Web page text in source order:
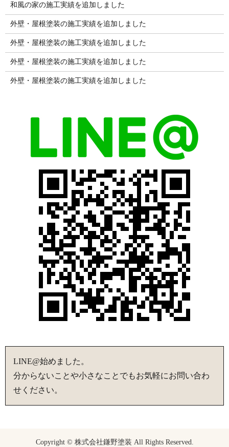
和風の家の施工実績を追加しました
外壁・屋根塗装の施工実績を追加しました
外壁・屋根塗装の施工実績を追加しました
外壁・屋根塗装の施工実績を追加しました
外壁・屋根塗装の施工実績を追加しました
LINE@始めました。
分からないことや小さなことでもお気軽にお問い合わ
せください。
Copyright © 株式会社鎌野塗装 All Rights Reserved.